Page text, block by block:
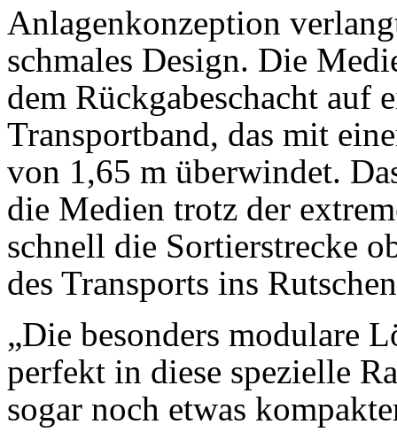
Anlagenkonzeption
schmales Design. Die
dem Rückgabeschacht auf
Transportband, das mit
von 1,65 m überwindet.
die Medien trotz der
schnell die Sortierstrecke
des Transports ins
„Die besonders modulare
perfekt in diese spezielle
sogar noch etwas